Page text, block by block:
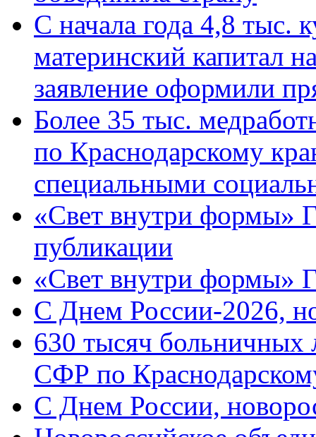
С начала года 4,8 тыс.
материнский капитал
заявление оформили
Более 35 тыс.
по Краснодарскому
специальными
«Свет внутри формы»
публикации
«Свет внутри формы»
C Днем России-2026,
630 тысяч больничных
СФР по
C Днем России,